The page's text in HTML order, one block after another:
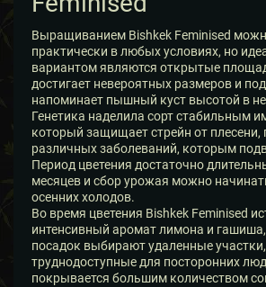
Выращиванием Bishkek Feminised
практически в любых условиях, но
вариантом являются открытые
достигает невероятных размеров и
напоминает пышный куст высотой в
Генетика наделила сорт стабильным
который защищает стрейн от плесени,
различных заболеваний, которым
Период цветения достаточно
месяцев и сбор урожая можно
осенних холодов.
Во время цветения Bishkek Feminised
интенсивный аромат лимона и
посадок выбирают удаленные участки,
труднодоступные для посторонних
покрывается большим количеством